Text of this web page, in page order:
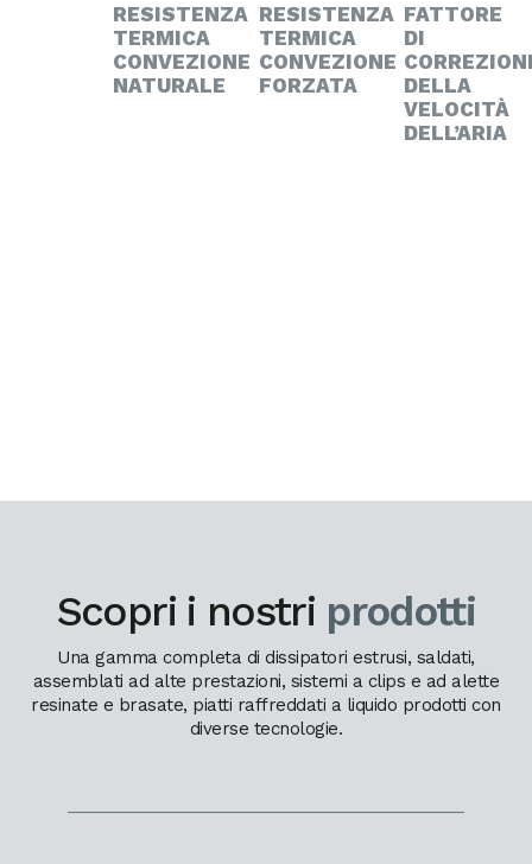
RESISTENZA
TERMICA
CONVEZIONE
NATURALE
RESISTENZA
TERMICA
CONVEZIONE
FORZATA
FATTORE
DI
DELLA
VELOCITÀ
DELL’ARIA
Scopri i nostri prodotti
Una gamma completa di dissipatori estrusi, saldati,
assemblati ad alte prestazioni, sistemi a clips e ad alette
resinate e brasate, piatti raffreddati a liquido prodotti con
diverse tecnologie.